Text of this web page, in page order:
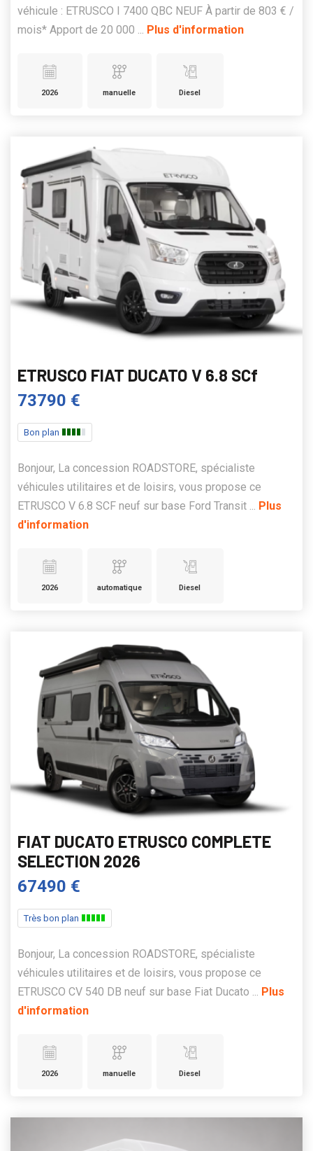
véhicule : ETRUSCO I 7400 QBC NEUF À partir de 803 € /
mois* Apport de 20 000 ... Plus d'information
2026 manuelle Diesel
ETRUSCO FIAT DUCATO V 6.8 SCf
73790 €
Bon plan
Bonjour, La concession ROADSTORE, spécialiste
véhicules utilitaires et de loisirs, vous propose ce
ETRUSCO V 6.8 SCF neuf sur base Ford Transit ... Plus
d'information
2026 automatique Diesel
FIAT DUCATO ETRUSCO COMPLETE
SELECTION 2026
67490 €
Très bon plan
Bonjour, La concession ROADSTORE, spécialiste
véhicules utilitaires et de loisirs, vous propose ce
ETRUSCO CV 540 DB neuf sur base Fiat Ducato ... Plus
d'information
2026 manuelle Diesel